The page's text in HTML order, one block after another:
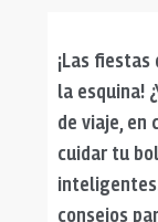
¡Las
la esquina!
de viaje, en
cuidar tu
consejos